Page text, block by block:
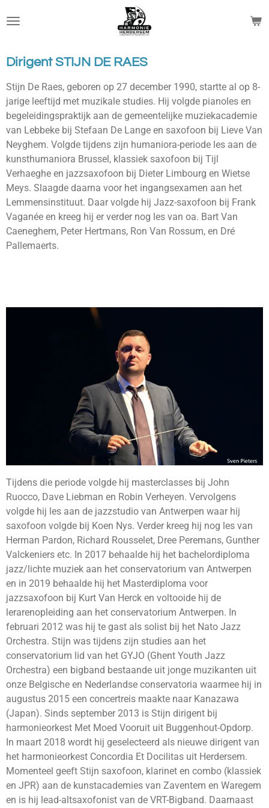
direct
de
hoofdinhoud
Dirigent STIJN DE RAES
Stijn De Raes, geboren op 27 december 1990, startte al op 8-
jarige leeftijd met muzikale studies. Hij volgde pianoles en
begeleidingspraktijk aan de gemeentelijke muziekacademie
van Lebbeke bij Stefaan De Lange en saxofoon bij Lieve Van
Neyghem. Volgde tijdens zijn humaniora-periode les aan de
kunsthumaniora Brussel, klassiek saxofoon bij Tijl
Verhaeghe en jazzsaxofoon bij Dieter Limbourg en Wietse
Meys. Slaagde daarna voor het ingangsexamen aan het
Lemmensinstituut. Daar volgde hij Jazz-saxofoon bij Frank
Vaganée en kreeg hij er verder nog les van oa. Bart Van
Caeneghem, Peter Hertmans, Ron Van Rossum, en Dré
Pallemaerts.
Tijdens die periode volgde hij masterclasses bij John
Ruocco, Dave Liebman en Robin Verheyen. Vervolgens
volgde hij les aan de jazzstudio van Antwerpen waar hij
saxofoon volgde bij Koen Nys. Verder kreeg hij nog les van
Herman Pardon, Richard Rousselet, Dree Peremans, Gunther
Valckeniers etc. In 2017 behaalde hij het bachelordiploma
jazz/lichte muziek aan het conservatorium van Antwerpen
en in 2019 behaalde hij het Masterdiploma voor
jazzsaxofoon bij Kurt Van Herck en voltooide hij de
lerarenopleiding aan het conservatorium Antwerpen. In
februari 2012 was hij te gast als solist bij het Nato Jazz
Orchestra. Stijn was tijdens zijn studies aan het
conservatorium lid van het GYJO (Ghent Youth Jazz
Orchestra) een bigband bestaande uit jonge muzikanten uit
onze Belgische en Nederlandse conservatoria waarmee hij in
augustus 2015 een concertreis maakte naar Kanazawa
(Japan). Sinds september 2013 is Stijn dirigent bij
harmonieorkest Met Moed Vooruit uit Buggenhout-Opdorp.
In maart 2018 wordt hij geselecteerd als nieuwe dirigent van
het harmonieorkest Concordia Et Docilitas uit Herdersem.
Momenteel geeft Stijn saxofoon, klarinet en combo (klassiek
en JPR) aan de kunstacademies van Zaventem en Waregem
en is hij lead-altsaxofonist van de VRT-Bigband. Daarnaast